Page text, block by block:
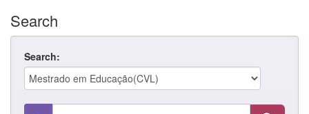
Search
Search: